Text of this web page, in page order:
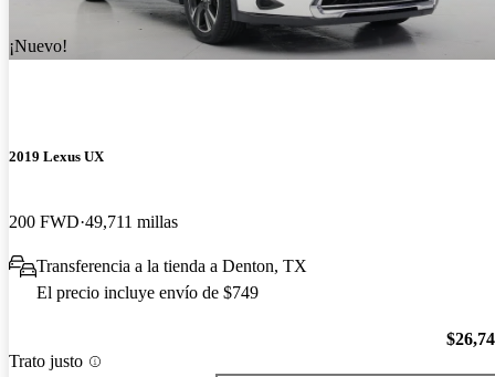
¡Nuevo!
2019 Lexus UX
200 FWD 49,711 millas
Transferencia a la tienda a Denton, TX
El precio incluye envío de $749
Trato justo